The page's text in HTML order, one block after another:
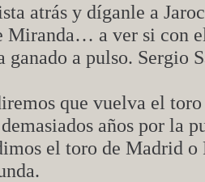
atrás y díganle a
Miranda… a ver si con
ganado a pulso. Sergio
que vuelva el
años por la
el toro de Madrid o